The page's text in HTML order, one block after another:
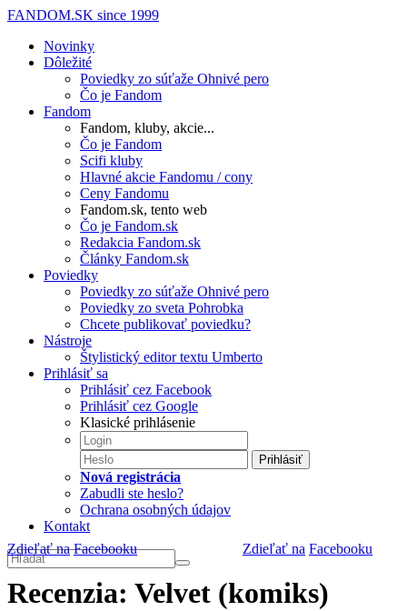
FANDOM.SK since 1999
Novinky
Dôležité
Poviedky zo súťaže Ohnivé pero
Čo je Fandom
Fandom
Fandom, kluby, akcie...
Čo je Fandom
Scifi kluby
Hlavné akcie Fandomu / cony
Ceny Fandomu
Fandom.sk, tento web
Čo je Fandom.sk
Redakcia Fandom.sk
Články Fandom.sk
Poviedky
Poviedky zo súťaže Ohnivé pero
Poviedky zo sveta Pohrobka
Chcete publikovať poviedku?
Nástroje
Štylistický editor textu Umberto
Prihlásiť sa
Prihlásiť cez Facebook
Prihlásiť cez Google
Klasické prihlásenie
Prihlásiť
Nová registrácia
Zabudli ste heslo?
Ochrana osobných údajov
Kontakt
Zdieľať na Facebooku
Zdieľať na Facebooku
Recenzia: Velvet (komiks)